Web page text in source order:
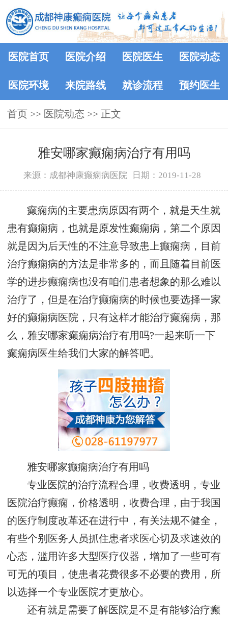
医院首页 医院介绍 医院医生 医院动态
医院环境 来院路线 就诊流程 预约医生
首页 >> 医院动态 >> 正文
雅安哪家癫痫病治疗有用吗
来源：成都神康癫痫病医院 日期：2019-11-28
癫痫病的主要患病原因有两个，就是天生就
患有癫痫病，也就是原发性癫痫病，第二个原因
就是因为后天性的不注意导致患上癫痫病，目前
治疗癫痫病的方法是非常多的，而且随着目前医
学的进步癫痫病也没有咱们患者想象的那么难以
治疗了，但是在治疗癫痫病的时候也要选择一家
好的癫痫病医院，只有这样才能治疗癫痫病，那
么，雅安哪家癫痫病治疗有用吗?一起来听一下
癫痫病医生给我们大家的解答吧。
雅安哪家癫痫病治疗有用吗
专业医院的治疗流程合理，收费透明，专业
医院治疗癫痫，价格透明，收费合理，由于我国
的医疗制度改革还在进行中，有关法规不健全，
有些个别医务人员抓住患者求医心切及求速效的
心态，滥用许多大型医疗仪器，增加了一些可有
可无的项目，使患者花费很多不必要的费用，所
以选择一个专业医院才更放心。
还有就是需要了解医院是不是有能够治疗癫